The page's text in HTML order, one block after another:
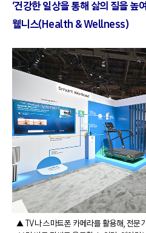
‘건강한 일상을 통해 삶의 질을 높
웰니스(Health & Wellness)
▲ TV나 스마트폰 카메라를 활용해, 전문